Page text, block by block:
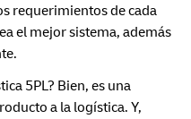
requerimientos de cada
el mejor sistema, además
5PL? Bien, es una
a la logística. Y,